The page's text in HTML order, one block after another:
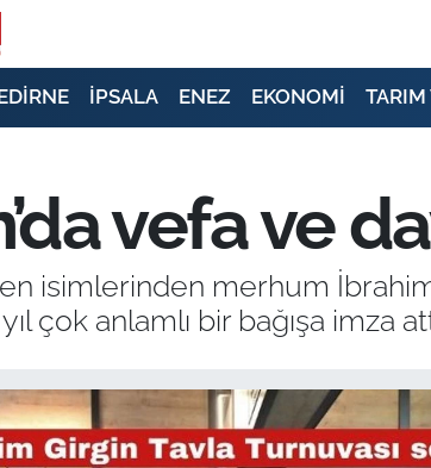
İPSALA ENEZ EKONOMİ
vefa ve
isimlerinden merhum
çok anlamlı bir bağışa imza